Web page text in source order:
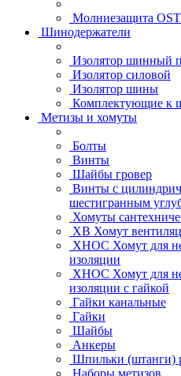
Молниезащита
Шинодержатели
Изолятор шинный
Изолятор силовой
Изолятор шины
Комплектующие к
Метизы и хомуты
Болты
Винты
Шайбы гровер
Винты с
шестигранным
Хомуты
ХВ Хомут
ХНОС Хомут для
изоляции
ХНОС Хомут для
изоляции с гайкой
Гайки канальные
Гайки
Шайбы
Анкеры
Шпильки (штанги)
Наборы метизов